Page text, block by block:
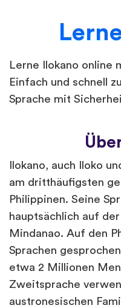
Lerne Ilokano online
Einfach und schnell
Sprache mit
Ilokano, auch Iloko
am dritthäufigsten
Philippinen. Seine
hauptsächlich auf
Mindanao. Auf den
Sprachen
etwa 2 Millionen
Zweitsprache
austronesischen